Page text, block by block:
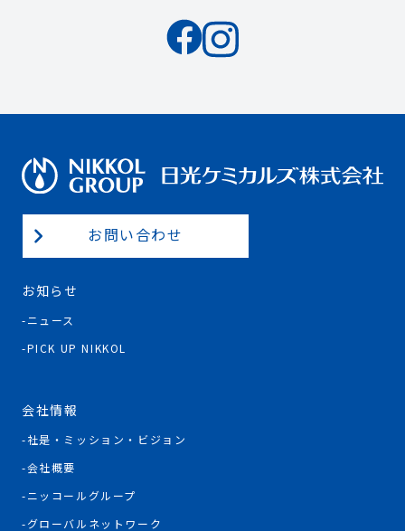
お問い合わせ
お知らせ
ニュース
PICK UP NIKKOL
会社情報
社是・ミッション・ビジョン
会社概要
ニッコールグループ
グローバルネットワーク